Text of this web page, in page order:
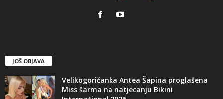
JOŠ OBJAVA
Velikogoričanka Antea Šapina proglašena
Miss šarma na natjecanju Bikini